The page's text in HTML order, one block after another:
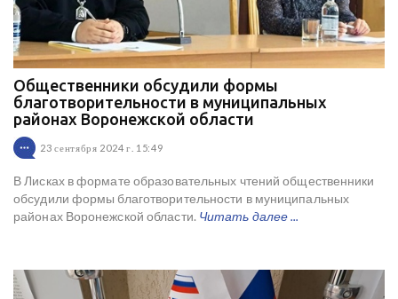
Общественники обсудили формы
благотворительности в муниципальных
районах Воронежской области
23 сентября 2024 г. 15:49
В Лисках в формате образовательных чтений общественники
обсудили формы благотворительности в муниципальных
районах Воронежской области. Читать далее ...